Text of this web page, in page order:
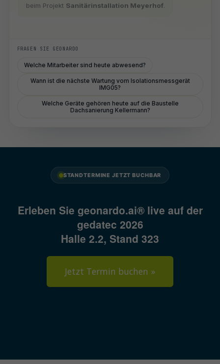
beim Projekt Sanitärinstallation Meyerhof.
FRAGEN SIE GEONARDO
Welche Mitarbeiter sind heute abwesend?
Wann ist die nächste Wartung vom Isolationsmessgerät
IMG05?
Welche Geräte gehören heute auf die Baustelle
Dachsanierung Kellermann?
STANDTERMINE JETZT BUCHBAR
Erleben Sie geonardo.ai® live auf der
gedatec 2026
Halle 2.2, Stand 323
Jetzt Termin buchen »